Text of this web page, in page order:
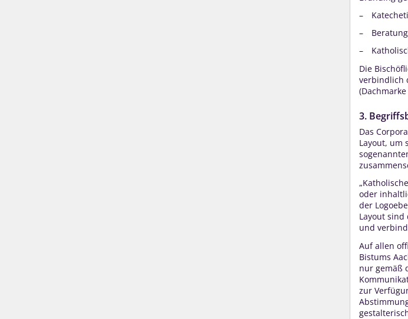
Die
verbindlich
3.
Das
Layout, um
oder
der
Layout
und
Auf allen
Bistums
nur gemäß
zur